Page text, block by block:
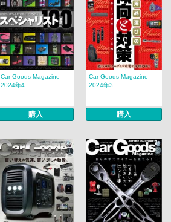
Car Goods Magazine
2024年4...
購入
Car Goods Magazine
2024年3...
購入